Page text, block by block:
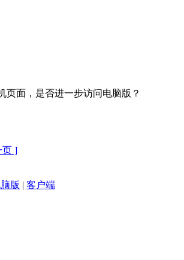
页面，是否进一步访问电脑版？
页 ]
版 | 客户端